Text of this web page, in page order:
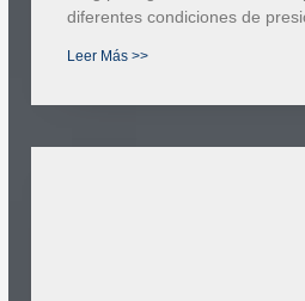
diferentes condiciones de
Leer Más >>